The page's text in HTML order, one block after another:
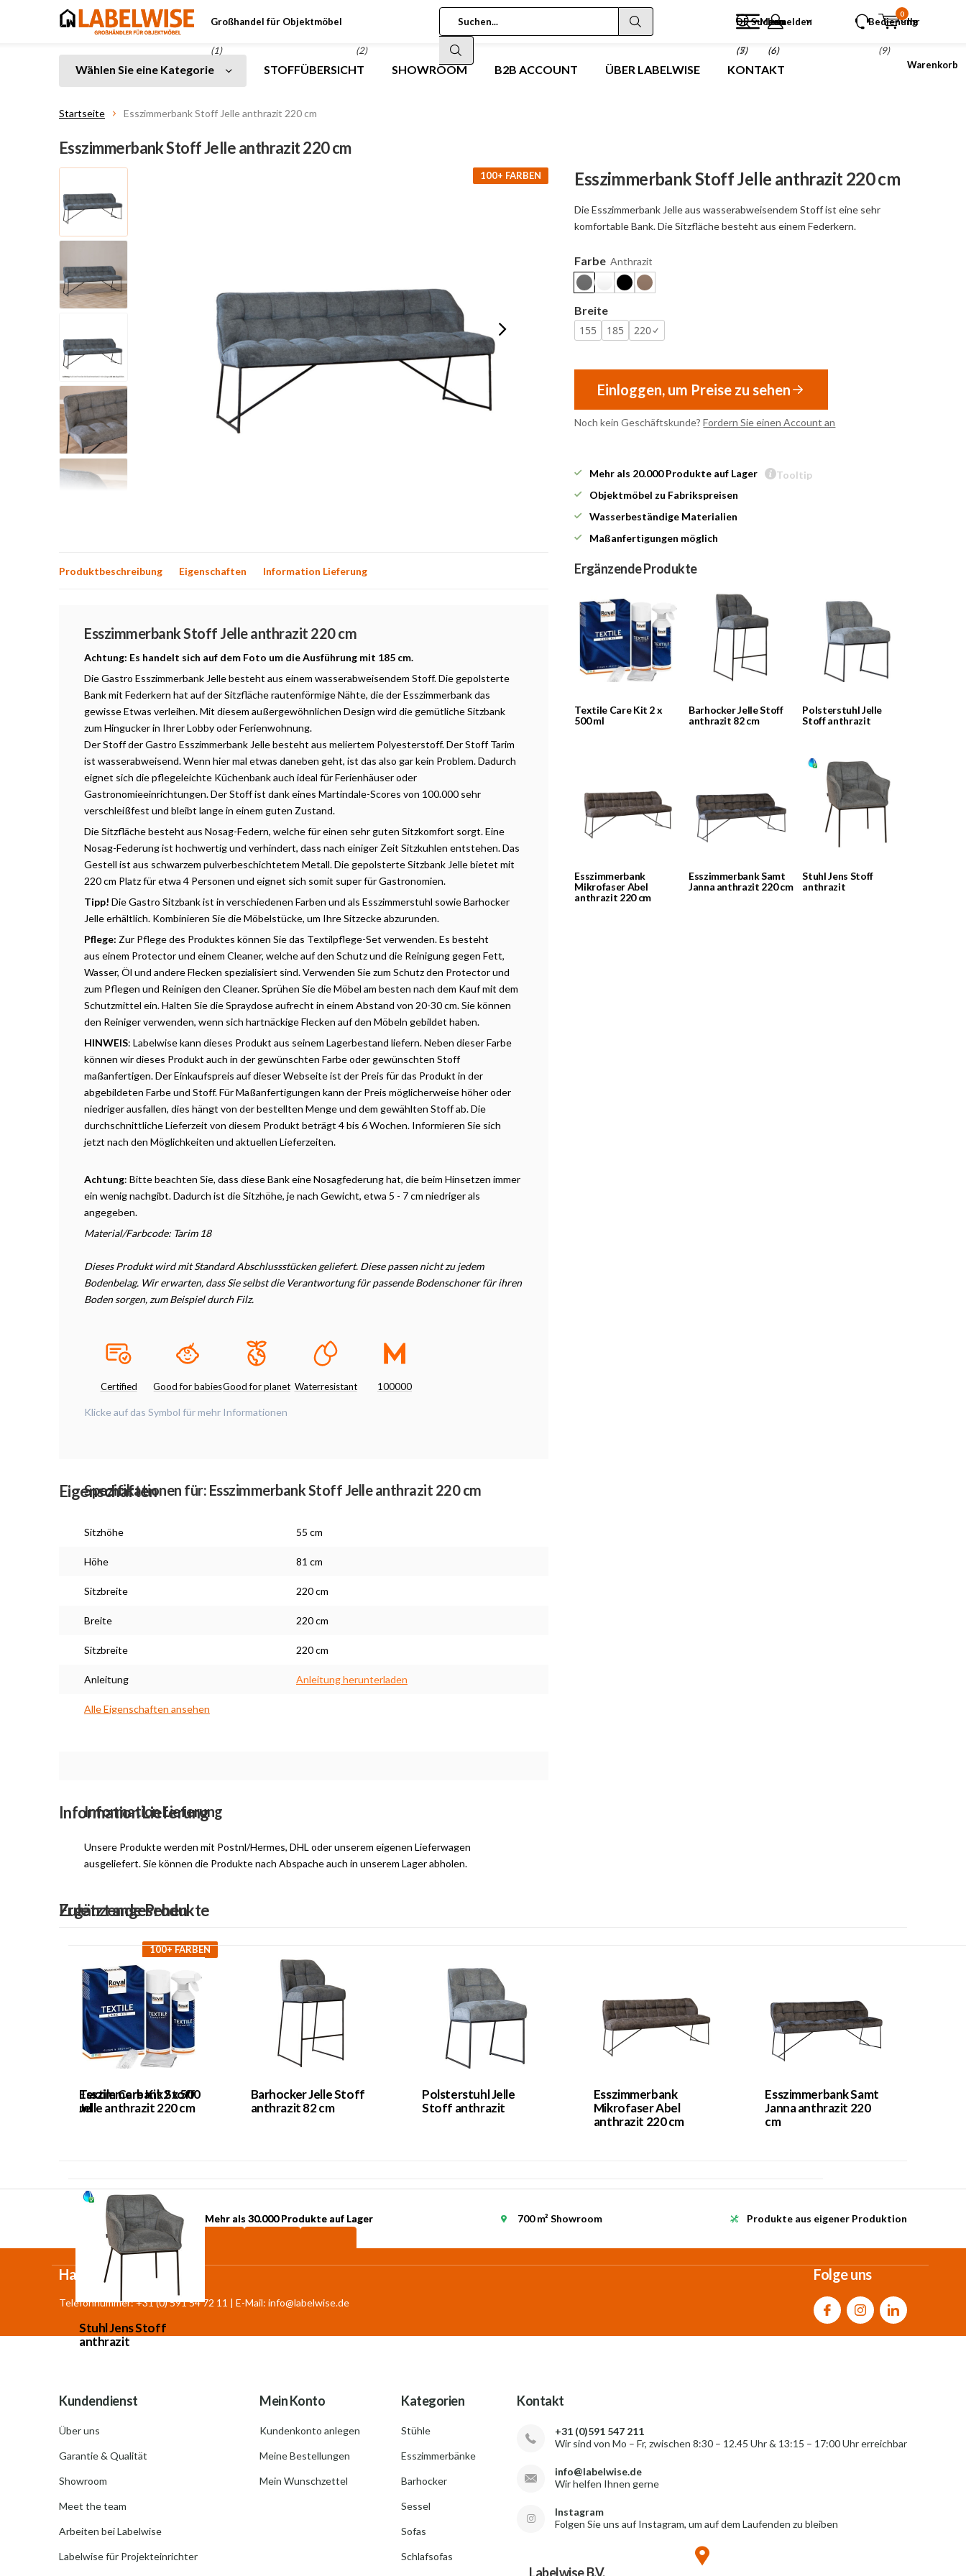
Großhandel für Objektmöbel
(1) (2)
DE Suchen
(5)
anmelden
(6)
Menu
(7)
Bedienung
Ihr
Warenkorb
0
(9)
Wählen Sie eine Kategorie STOFFÜBERSICHT SHOWROOM B2B ACCOUNT ÜBER LABELWISE KONTAKT
Startseite Esszimmerbank Stoff Jelle anthrazit 220 cm
Esszimmerbank Stoff Jelle anthrazit 220 cm
100+ FARBEN Esszimmerbank Stoff Jelle anthrazit 220 cm
Die Esszimmerbank Jelle aus wasserabweisendem Stoff ist eine sehr
komfortable Bank. Die Sitzfläche besteht aus einem Federkern.
Farbe Anthrazit
Breite
155
185 220
Einloggen, um Preise zu sehen
Noch kein Geschäftskunde?Fordern Sie einen Account an
Mehr als 20.000 Produkte auf Lager
Tooltip
Objektmöbel zu Fabrikspreisen
Wasserbeständige Materialien
Maßanfertigungen möglich
Produktbeschreibung Eigenschaften Information Lieferung
Esszimmerbank Stoff Jelle anthrazit 220 cm
Achtung: Es handelt sich auf dem Foto um die Ausführung mit 185 cm.
Die Gastro Esszimmerbank Jelle besteht aus einem wasserabweisendem Stoff. Die gepolsterte
Bank mit Federkern hat auf der Sitzfläche rautenförmige Nähte, die der Esszimmerbank das
gewisse Etwas verleihen. Mit diesem außergewöhnlichen Design wird die gemütliche Sitzbank
zum Hingucker in Ihrer Lobby oder Ferienwohnung.
Der Stoff der Gastro Esszimmerbank Jelle besteht aus meliertem Polyesterstoff. Der Stoff Tarim
ist wasserabweisend. Wenn hier mal etwas daneben geht, ist das also gar kein Problem. Dadurch
eignet sich die pflegeleichte Küchenbank auch ideal für Ferienhäuser oder
Gastronomieeinrichtungen. Der Stoff ist dank eines Martindale-Scores von 100.000 sehr
verschleißfest und bleibt lange in einem guten Zustand.
Die Sitzfläche besteht aus Nosag-Federn, welche für einen sehr guten Sitzkomfort sorgt. Eine
Nosag-Federung ist hochwertig und verhindert, dass nach einiger Zeit Sitzkuhlen entstehen. Das
Gestell ist aus schwarzem pulverbeschichtetem Metall. Die gepolsterte Sitzbank Jelle bietet mit
220 cm Platz für etwa 4 Personen und eignet sich somit super für Gastronomien.
Tipp! Die Gastro Sitzbank ist in verschiedenen Farben und als Esszimmerstuhl sowie Barhocker
Jelle erhältlich. Kombinieren Sie die Möbelstücke, um Ihre Sitzecke abzurunden.
Pflege: Zur Pflege des Produktes können Sie das Textilpflege-Set verwenden. Es besteht
aus einem Protector und einem Cleaner, welche auf den Schutz und die Reinigung gegen Fett,
Wasser, Öl und andere Flecken spezialisiert sind. Verwenden Sie zum Schutz den Protector und
zum Pflegen und Reinigen den Cleaner. Sprühen Sie die Möbel am besten nach dem Kauf mit dem
Schutzmittel ein. Halten Sie die Spraydose aufrecht in einem Abstand von 20-30 cm. Sie können
den Reiniger verwenden, wenn sich hartnäckige Flecken auf den Möbeln gebildet haben.
HINWEIS: Labelwise kann dieses Produkt aus seinem Lagerbestand liefern. Neben dieser Farbe
können wir dieses Produkt auch in der gewünschten Farbe oder gewünschten Stoff
maßanfertigen. Der Einkaufspreis auf dieser Webseite ist der Preis für das Produkt in der
abgebildeten Farbe und Stoff. Für Maßanfertigungen kann der Preis möglicherweise höher oder
niedriger ausfallen, dies hängt von der bestellten Menge und dem gewählten Stoff ab. Die
durchschnittliche Lieferzeit von diesem Produkt beträgt 4 bis 6 Wochen. Informieren Sie sich
jetzt nach den Möglichkeiten und aktuellen Lieferzeiten.
Achtung: Bitte beachten Sie, dass diese Bank eine Nosagfederung hat, die beim Hinsetzen immer
ein wenig nachgibt. Dadurch ist die Sitzhöhe, je nach Gewicht, etwa 5 - 7 cm niedriger als
angegeben.
Material/Farbcode: Tarim 18
Dieses Produkt wird mit Standard Abschlussstücken geliefert. Diese passen nicht zu jedem
Bodenbelag. Wir erwarten, dass Sie selbst die Verantwortung für passende Bodenschoner für ihren
Boden sorgen, zum Beispiel durch Filz.
Certified Good for babiesGood for planet Waterresistant 100000
Klicke auf das Symbol für mehr Informationen
Eigenschaften
Spezifikationen für: Esszimmerbank Stoff Jelle anthrazit 220 cm
Sitzhöhe 55 cm
Höhe 81 cm
Sitzbreite 220 cm
Breite 220 cm
Sitzbreite 220 cm
Anleitung Anleitung herunterladen
Alle Eigenschaften ansehen
Information Lieferung
Information Lieferung
Unsere Produkte werden mit Postnl/Hermes, DHL oder unserem eigenen Lieferwagen
ausgeliefert. Sie können die Produkte nach Abspache auch in unserem Lager abholen.
Ergänzende Produkte
Textile Care Kit 2 x
500 ml
Barhocker Jelle Stoff
anthrazit 82 cm
Polsterstuhl Jelle
Stoff anthrazit
Esszimmerbank
Mikrofaser Abel
anthrazit 220 cm
Esszimmerbank Samt
Janna anthrazit 220 cm
Stuhl Jens Stoff
anthrazit
Ergänzende Produkte
Textile Care Kit 2 x 500
ml
Barhocker Jelle Stoff
anthrazit 82 cm
Polsterstuhl Jelle
Stoff anthrazit
Esszimmerbank
Mikrofaser Abel
anthrazit 220 cm
Esszimmerbank Samt
Janna anthrazit 220
cm
Stuhl Jens Stoff
anthrazit
Zuletzt angesehen
Esszimmerbank Stoff
Jelle anthrazit 220 cm
100+ FARBEN
Mehr als 30.000 Produkte auf Lager 700 m² Showroom Produkte aus eigener Produktion
Mehr als 30.000 Produkte auf Lager
Haben Sie Fragen?
Telefonnummer: +31 (0) 591 54 72 11 | E-Mail: info@labelwise.de
Folge uns
Kundendienst
Über uns
Garantie & Qualität
Showroom
Meet the team
Arbeiten bei Labelwise
Labelwise für Projekteinrichter
Mein Konto
Kundenkonto anlegen
Meine Bestellungen
Mein Wunschzettel
Kategorien
Stühle
Esszimmerbänke
Barhocker
Sessel
Sofas
Schlafsofas
Kontakt
+31 (0)591 547 211
Wir sind von Mo – Fr, zwischen 8:30 – 12.45 Uhr & 13:15 – 17:00 Uhr erreichbar
info@labelwise.de
Wir helfen Ihnen gerne
Instagram
Folgen Sie uns auf Instagram, um auf dem Laufenden zu bleiben
Labelwise B.V.